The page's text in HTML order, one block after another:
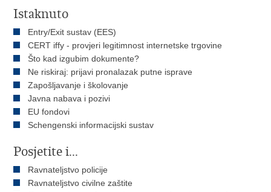
Istaknuto
Entry/Exit sustav (EES)
CERT iffy - provjeri legitimnost internetske trgovine
Što kad izgubim dokumente?
Ne riskiraj: prijavi pronalazak putne isprave
Zapošljavanje i školovanje
Javna nabava i pozivi
EU fondovi
Schengenski informacijski sustav
Posjetite i...
Ravnateljstvo policije
Ravnateljstvo civilne zaštite